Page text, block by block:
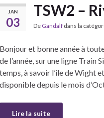
JAN
03
TSW2 –
De Gandalf dans la
Bonjour et bonne année à
de l’année, sur une ligne Train
temps, à savoir l’île de Wight
disponible depuis le mois
Lire la suite